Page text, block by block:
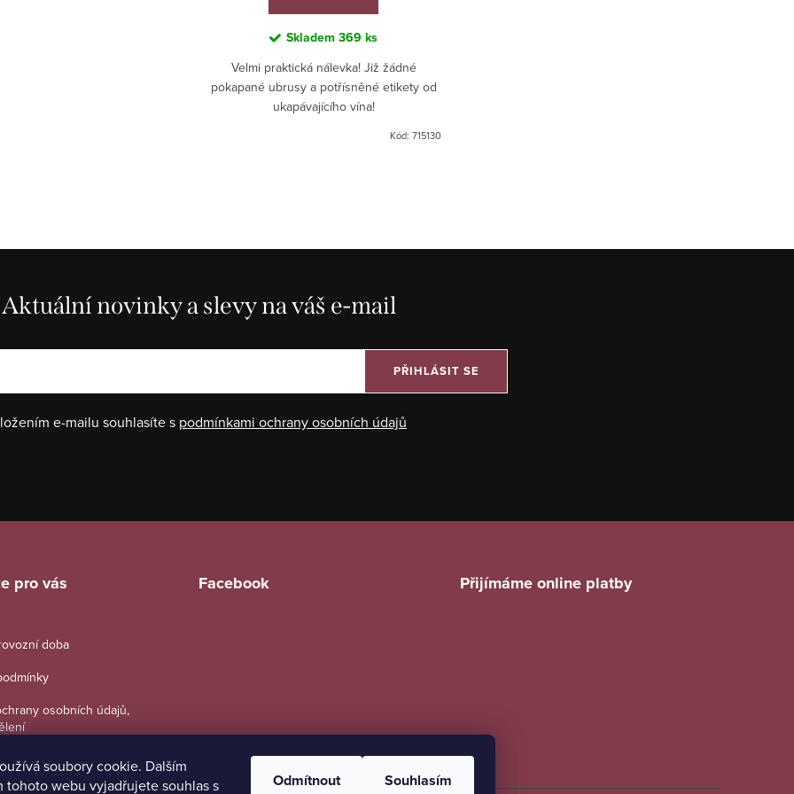
soubory cookie. Dalším
tohoto webu vyjadřujete souhlas s
Odmítnout Souhlasím
Skladem 369 ks
Velmi praktická nálevka! Již žádné
pokapané ubrusy a potřísněné etikety od
ukapávajícího vína!
Kód: 715130
Aktuální novinky a slevy na váš e-mail
e-mailu souhlasíte s podmínkami ochrany osobních údajů
PŘIHLÁSIT SE
pro vás
doba
osobních údajů,
Facebook Přijímáme online platby